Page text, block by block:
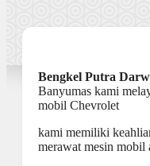
Bengkel Putra
Banyumas kami
mobil Chevrolet
kami memiliki
merawat mesin mobil